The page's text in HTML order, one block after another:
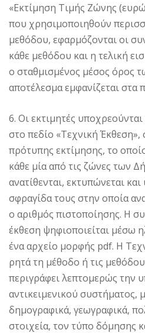
«Εκτίμηση Τιμής Ζώνης
που χρησιμοποιηθούν
μεθόδου, εφαρμόζονται οι
κάθε μεθόδου και η τελική
ο σταθμισμένος μέσος όρος
αποτέλεσμα εμφανίζεται στα
6. Οι εκτιμητές
στο πεδίο «Τεχνική Έκθεση»,
πρότυπης εκτίμησης, το
κάθε μία από τις ζώνες των
ανατίθενται, εκτυπώνεται
σφραγίδα τους στην οποία
ο αριθμός πιστοποίησης. Η
έκθεση ψηφιοποιείται μέσω
ένα αρχείο μορφής pdf. Η
ρητά τη μέθοδο ή τις
περιγράφει λεπτομερώς την
αντικειμενικού συστήματος,
δημογραφικά, γεωγραφικά,
στοιχεία, τον τύπο δόμησης